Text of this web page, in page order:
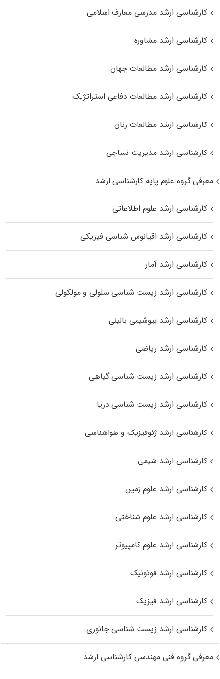
کارشناسی ارشد مدرسی معارف اسلامی
کارشناسی ارشد مشاوره
کارشناسی ارشد مطالعات جهان
کارشناسی ارشد مطالعات دفاعی استراتژیک
کارشناسی ارشد مطالعات زنان
کارشناسی ارشد مدیریت نساجی
معرفی گروه علوم پایه کارشناسی ارشد
کارشناسی ارشد علوم اطلاعاتی
کارشناسی ارشد اقیانوس‌ شناسی فیزیکی
کارشناسی ارشد آمار
کارشناسی ارشد زیست شناسی سلولی و مولکولی
کارشناسی ارشد بیوشیمی بالینی
کارشناسی ارشد ریاضی
کارشناسی ارشد زیست‌ شناسی گیاهی
کارشناسی ارشد زیست‌ شناسی دریا
کارشناسی ارشد ژئوفیزیک و هواشناسی
کارشناسی ارشد شیمی
کارشناسی ارشد علوم زمین
کارشناسی ارشد علوم شناختی
کارشناسی ارشد علوم کامپیوتر
کارشناسی ارشد فوتونیک
کارشناسی ارشد فیزیک
کارشناسی ارشد زیست‌ شناسی جانوری
معرفی گروه فنی مهندسی کارشناسی ارشد